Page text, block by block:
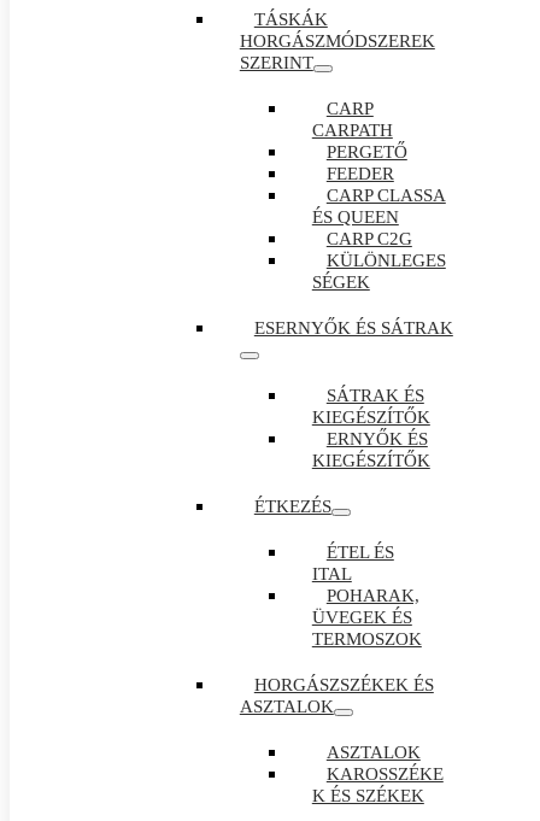
TÁSKÁK
HORGÁSZMÓDSZEREK
SZERINT
CARP
CARPATH
PERGETŐ
FEEDER
CARP CLASSA
ÉS QUEEN
CARP C2G
KÜLÖNLEGES
SÉGEK
ESERNYŐK ÉS SÁTRAK
SÁTRAK ÉS
KIEGÉSZÍTŐK
ERNYŐK ÉS
KIEGÉSZÍTŐK
ÉTKEZÉS
ÉTEL ÉS
ITAL
POHARAK,
ÜVEGEK ÉS
TERMOSZOK
HORGÁSZSZÉKEK ÉS
ASZTALOK
ASZTALOK
KAROSSZÉKE
K ÉS SZÉKEK